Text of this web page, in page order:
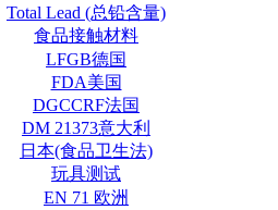
Total Lead (总铅含量)
食品接触材料
LFGB德国
FDA美国
DGCCRF法国
DM 21373意大利
日本(食品卫生法)
玩具测试
EN 71 欧洲